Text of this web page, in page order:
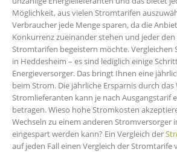
Möglichkeit, aus vielen Stromtarifen
Verbraucher jede Menge sparen, da die
Konkurrenz zueinander stehen und jeder
Stromtarifen begeistern möchte. Vergleichen
in Heddesheim – es sind lediglich einige
Energieversorger. Das bringt Ihnen eine
beim Strom. Die jährliche Ersparnis durch das
Stromlieferanten kann je nach Ausgangstarif
betragen. Wieso hohe Stromkosten
Wechseln zu einem anderen Stromversorger
eingespart werden kann? Ein Vergleich der
auf jeden Fall einen Vergleich der Stromtarife